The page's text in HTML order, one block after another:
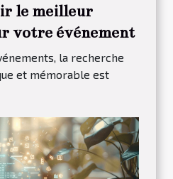
le meilleur
votre événement
la recherche
et mémorable est